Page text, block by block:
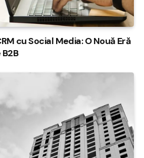
cu Social Media: O Nouă Eră